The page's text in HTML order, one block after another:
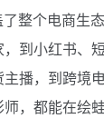
整个电商生
到小红书、
播，到跨境
，都能在绘